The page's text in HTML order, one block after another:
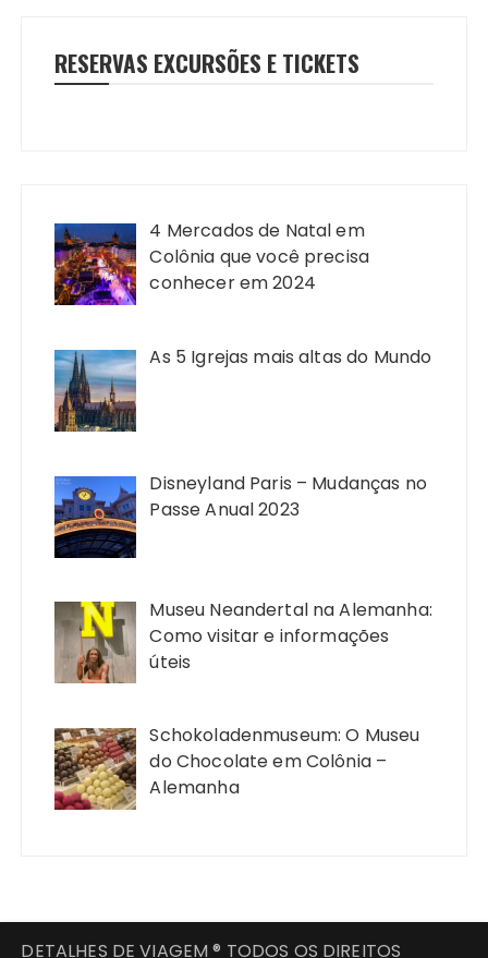
RESERVAS EXCURSÕES E TICKETS
4 Mercados de Natal em
Colônia que você precisa
conhecer em 2024
As 5 Igrejas mais altas do Mundo
Disneyland Paris – Mudanças no
Passe Anual 2023
Museu Neandertal na Alemanha:
Como visitar e informações
úteis
Schokoladenmuseum: O Museu
do Chocolate em Colônia –
Alemanha
DETALHES DE VIAGEM ® TODOS OS DIREITOS